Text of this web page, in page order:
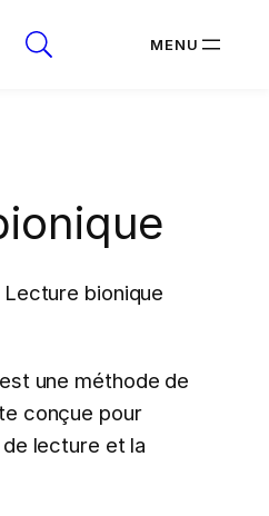
Lecture bionique
une méthode de
conçue pour
lecture et la